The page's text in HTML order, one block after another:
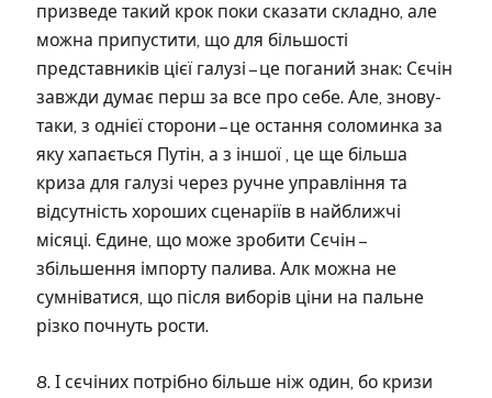
призведе такий крок поки сказати складно, але
можна припустити, що для більшості
представників цієї галузі – це поганий знак: Сєчін
завжди думає перш за все про себе. Але, знову-
таки, з однієї сторони – це остання соломинка за
яку хапається Путін, а з іншої , це ще більша
криза для галузі через ручне управління та
відсутність хороших сценаріїв в найближчі
місяці. Єдине, що може зробити Сєчін –
збільшення імпорту палива. Алк можна не
сумніватися, що після виборів ціни на пальне
різко почнуть рости.
8. І сєчіних потрібно більше ніж один, бо кризи